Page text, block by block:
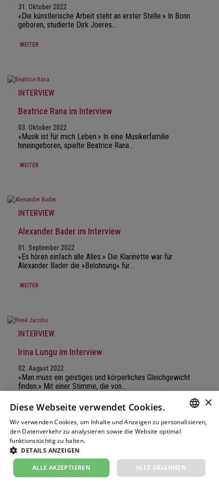
31. Oktober 2022
«Die künstlerische Arbeit steht an erster Stelle.» In Bonn
geboren, studierte Dirk Joeres…
WEITER
INTERVIEW
Beatrice Rana im Interview
03. Oktober 2022
«Musik ist für mich Leben.» In eine Musikerfamilie
hineingeboren, spielte Beatrice Rana…
WEITER
INTERVIEW
Alexander Bader im Interview
01. September 2022
«Es hören einfach alle Alles.» Die Klarinette war für
Alexander Bader die »Belohnung« für…
WEITER
INTERVIEW
Irina Lungu im Interview
02. August 2022
«Man muss ein geistiges und körperliches Gleichgewicht
finden.» Mit einer Stimme, die von…
WEITER
INTERVIEW
Anna Fedorova im Interview
×
Diese Webseite verwendet Cookies.
Wir verwenden Cookies, um Inhalte und Anzeigen zu personalisieren,
den Datenverkehr zu analysieren sowie die Website optimal
funktionstüchtig zu halten.
DETAILS ANZEIGEN
ALLE AKZEPTIEREN ALLE ABLEHNEN